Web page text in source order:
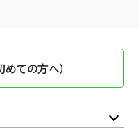
めての方へ）